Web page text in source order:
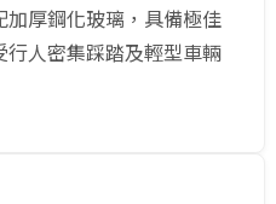
厚鋼化玻璃，具備極佳
人密集踩踏及輕型車輛